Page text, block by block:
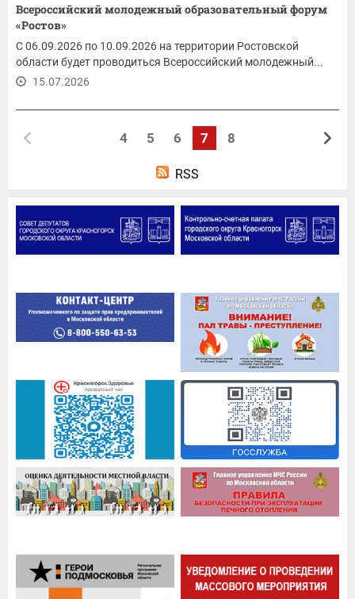
Всероссийский молодежный образовательный форум
«Ростов»
С 06.09.2026 по 10.09.2026 на территории Ростовской
области будет проводиться Всероссийский молодежный...
15.07.2026
4 5 6 7 8
RSS